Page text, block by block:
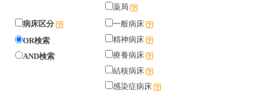
薬局
病床区分
OR検索
AND検索
一般病床
精神病床
療養病床
結核病床
感染症病床